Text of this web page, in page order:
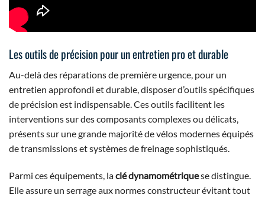
Les outils de précision pour un entretien pro et durable
Au-delà des réparations de première urgence, pour un
entretien approfondi et durable, disposer d’outils spécifiques
de précision est indispensable. Ces outils facilitent les
interventions sur des composants complexes ou délicats,
présents sur une grande majorité de vélos modernes équipés
de transmissions et systèmes de freinage sophistiqués.
Parmi ces équipements, laclé dynamométriquese distingue.
Elle assure un serrage aux normes constructeur évitant tout